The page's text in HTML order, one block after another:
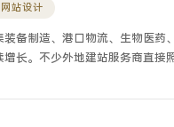
网站设计
备制造、港口物流、生物医
长。不少外地建站服务商直接
表单采集违规、无法对接天